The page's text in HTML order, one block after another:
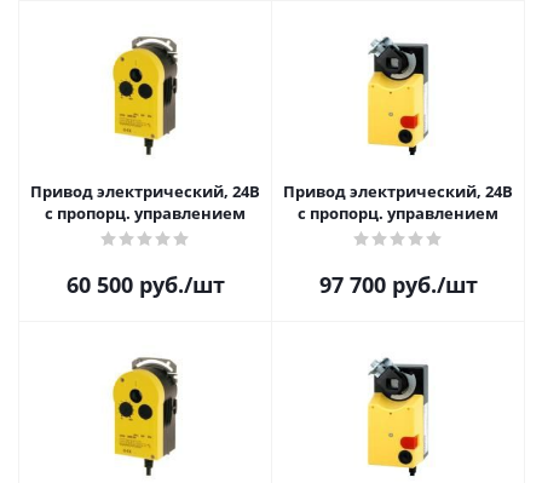
Привод электричеcкий, 24В
с пропорц. управлением
60 500руб./шт
Привод электричеcкий, 24В
с пропорц. управлением
97 700руб./шт